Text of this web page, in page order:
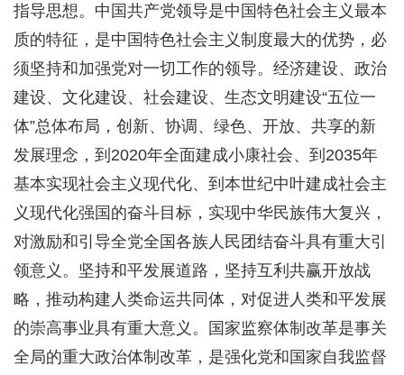
指导思想。中国共产党领导是中国特色社会主义最本
质的特征，是中国特色社会主义制度最大的优势，必
须坚持和加强党对一切工作的领导。经济建设、政治
建设、文化建设、社会建设、生态文明建设“五位一
体”总体布局，创新、协调、绿色、开放、共享的新
发展理念，到2020年全面建成小康社会、到2035年
基本实现社会主义现代化、到本世纪中叶建成社会主
义现代化强国的奋斗目标，实现中华民族伟大复兴，
对激励和引导全党全国各族人民团结奋斗具有重大引
领意义。坚持和平发展道路，坚持互利共赢开放战
略，推动构建人类命运共同体，对促进人类和平发展
的崇高事业具有重大意义。国家监察体制改革是事关
全局的重大政治体制改革，是强化党和国家自我监督